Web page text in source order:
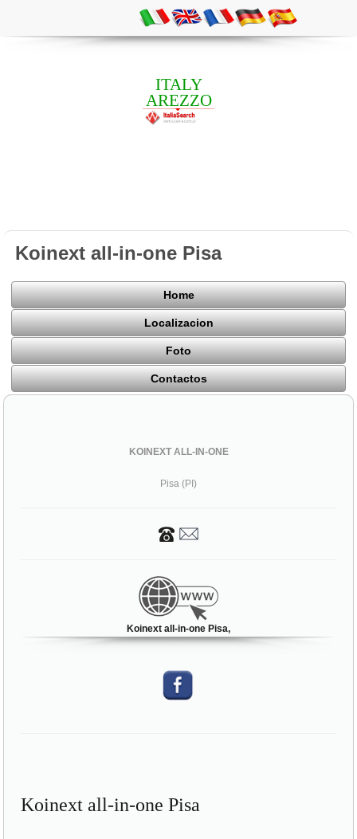
ITALY
AREZZO
Koinext all-in-one Pisa
Home
Localizacion
Foto
Contactos
KOINEXT ALL-IN-ONE
Pisa (PI)
Koinext all-in-one Pisa,
Koinext all-in-one Pisa